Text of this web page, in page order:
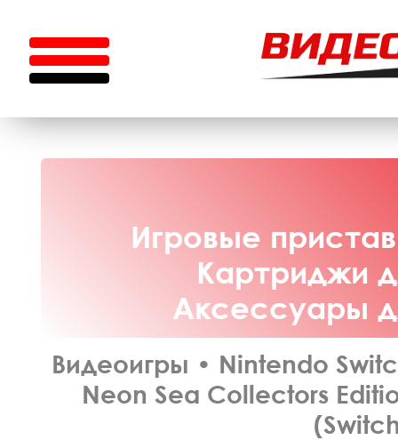
Игровые
Картриджи
Аксессуары
Видеоигры • Nintendo
Neon Sea Collectors